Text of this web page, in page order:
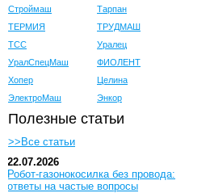
Строймаш
Тарпан
ТЕРМИЯ
ТРУДМАШ
ТСС
Уралец
УралСпецМаш
ФИОЛЕНТ
Хопер
Целина
ЭлектроМаш
Энкор
Полезные статьи
>>Все статьи
22.07.2026
Робот-газонокосилка без провода:
ответы на частые вопросы